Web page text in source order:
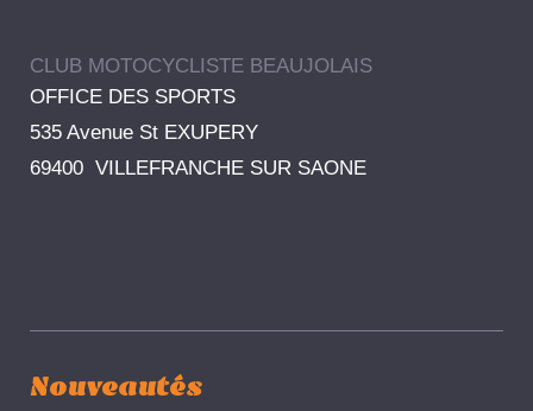
CLUB MOTOCYCLISTE BEAUJOLAIS
OFFICE DES SPORTS
535 Avenue St EXUPERY
69400 VILLEFRANCHE SUR SAONE
Nouveautés